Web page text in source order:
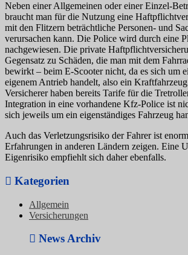
Neben einer Allgemeinen oder einer Einzel-
braucht man für die Nutzung eine
mit den Flitzern beträchtliche Personen- und
verursachen kann. Die Police wird durch eine
nachgewiesen. Die private
Gegensatz zu Schäden, die man mit dem
bewirkt – beim E-Scooter nicht, da es sich um
eigenem Antrieb handelt, also ein
Versicherer haben bereits Tarife für die
Integration in eine vorhandene Kfz-Police ist
sich jeweils um ein eigenständiges Fahrzeug
Auch das Verletzungsrisiko der Fahrer ist
Erfahrungen in anderen Ländern zeigen. Eine
Eigenrisiko empfiehlt sich daher ebenfalls.
Kategorien
Allgemein
Versicherungen
News Archiv